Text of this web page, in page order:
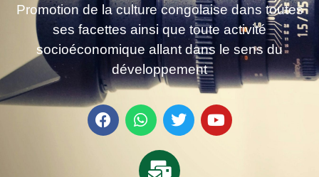
Promotion de la culture congolaise dans toutes
ses facettes ainsi que toute activité
socioéconomique allant dans le sens du
développement